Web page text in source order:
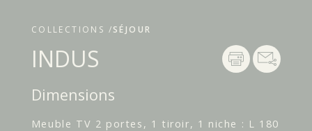
COLLECTIONS /SÉJOUR
INDUS
Dimensions
Meuble TV 2 portes, 1 tiroir, 1 niche : L 180